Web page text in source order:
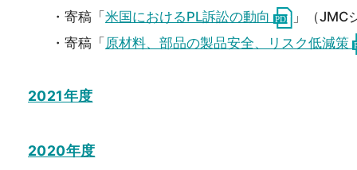
・寄稿「 米国におけるPL訴訟の動向
」（JMC
・寄稿「 原材料、部品の製品安全、リスク低減策
2021年度
2020年度